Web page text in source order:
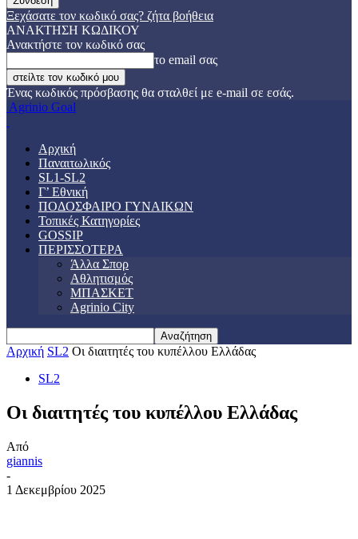
Ξεχάσατε τον κωδικό σας? ζήτα βοήθεια
ΑΝΑΚΤΗΣΗ ΚΩΔΙΚΟΥ
Ανακτήστε τον κωδικό σας
το email σας
Ένας κωδικός πρόσβασης θα σταλθεί με e-mail σε εσάς.
Agrinio Goal
Αρχική
Παναιτωλικός
SL1-SL2
Γ’ Εθνική
ΠΟΔΟΣΦΑΙΡΟ ΓΥΝΑΙΚΩΝ
Τοπικές Κατηγορίες
GOSSIP
ΠΕΡΙΣΣΟΤΕΡΑ
Άλλα Σπορ
Αθλητισμός
ΜΠΑΣΚΕΤ
Agrinio City
Αρχική SL2 Οι διαιτητές του κυπέλλου Ελλάδας
SL2
Οι διαιτητές του κυπέλλου Ελλάδας
Από
giannis
-
1 Δεκεμβρίου 2025